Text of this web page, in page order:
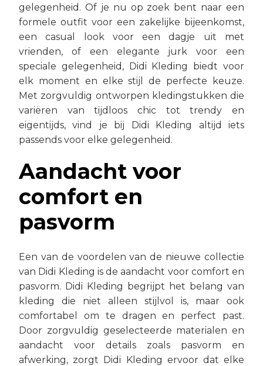
gelegenheid. Of je nu op zoek bent naar een
formele outfit voor een zakelijke bijeenkomst,
een casual look voor een dagje uit met
vrienden, of een elegante jurk voor een
speciale gelegenheid, Didi Kleding biedt voor
elk moment en elke stijl de perfecte keuze.
Met zorgvuldig ontworpen kledingstukken die
variëren van tijdloos chic tot trendy en
eigentijds, vind je bij Didi Kleding altijd iets
passends voor elke gelegenheid.
Aandacht voor
comfort en
pasvorm
Een van de voordelen van de nieuwe collectie
van Didi Kleding is de aandacht voor comfort en
pasvorm. Didi Kleding begrijpt het belang van
kleding die niet alleen stijlvol is, maar ook
comfortabel om te dragen en perfect past.
Door zorgvuldig geselecteerde materialen en
aandacht voor details zoals pasvorm en
afwerking, zorgt Didi Kleding ervoor dat elke